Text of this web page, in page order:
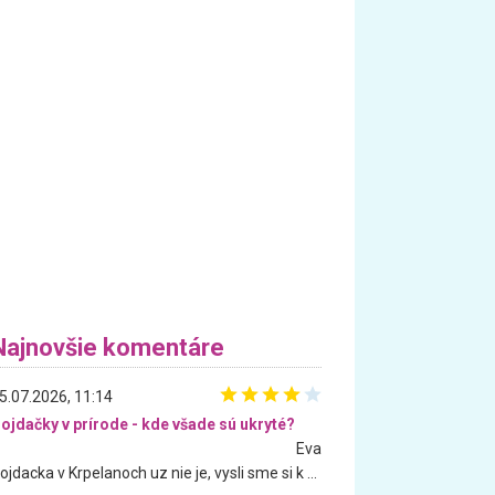
komentáre
11:14
v prírode - kde všade sú ukryté?
Eva